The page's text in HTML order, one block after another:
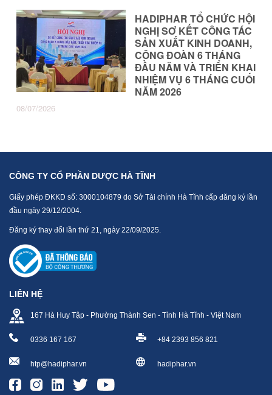
HADIPHAR TỔ CHỨC HỘI
NGHỊ SƠ KẾT CÔNG TÁC
SẢN XUẤT KINH DOANH,
CÔNG ĐOÀN 6 THÁNG
ĐẦU NĂM VÀ TRIỂN KHAI
NHIỆM VỤ 6 THÁNG CUỐI
NĂM 2026
08/07/2026
CÔNG TY CỔ PHẦN DƯỢC HÀ TĨNH
Giấy phép ĐKKD số: 3000104879 do Sở Tài chính Hà Tĩnh cấp đăng ký lần
đầu ngày 29/12/2004.
Đăng ký thay đổi lần thứ 21, ngày 22/09/2025.
LIÊN HỆ
167 Hà Huy Tập - Phường Thành Sen - Tỉnh Hà Tĩnh - Việt Nam
0336 167 167 +84 2393 856 821
htp@hadiphar.vn hadiphar.vn